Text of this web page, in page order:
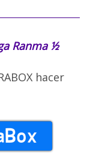
Ranma ½
hacer